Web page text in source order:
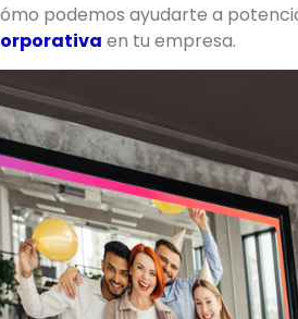
podemos ayudarte a
en tu empresa.